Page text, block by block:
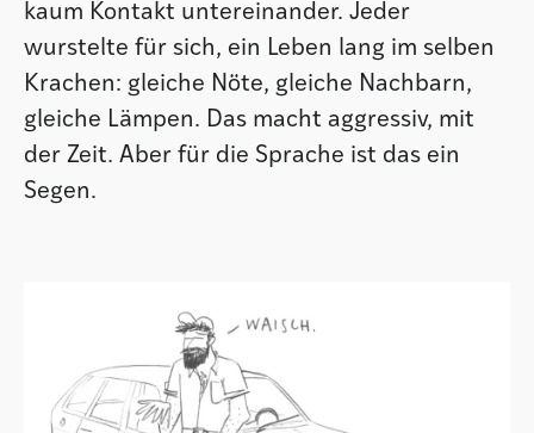
kaum Kontakt untereinander. Jeder
wurstelte für sich, ein Leben lang im selben
Krachen: gleiche Nöte, gleiche Nachbarn,
gleiche Lämpen. Das macht aggressiv, mit
der Zeit. Aber für die Sprache ist das ein
Segen.